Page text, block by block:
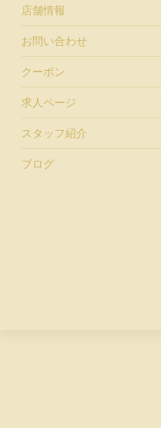
店舗情報
お問い合わせ
クーポン
求人ページ
スタッフ紹介
ブログ